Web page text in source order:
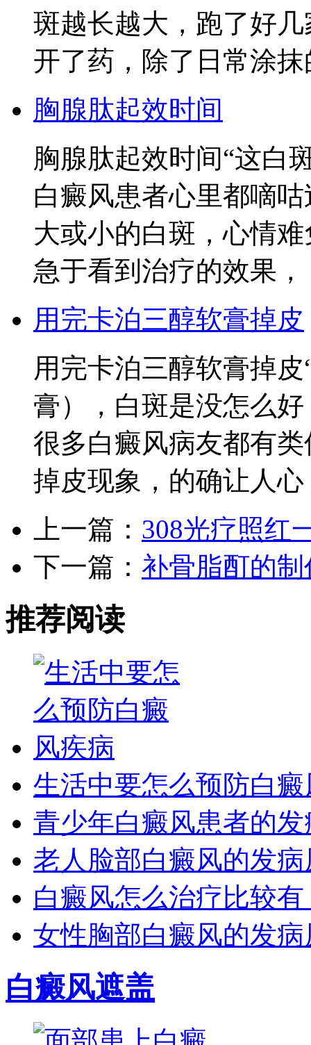
斑越长越大，跑了好
开了药，除了日常涂抹
胸腺肽起效时间
胸腺肽起效时间“这白
白癜风患者心里都嘀
大或小的白斑，心情
急于看到治疗的效果，
用完卡泊三醇软膏掉皮
用完卡泊三醇软膏掉
膏），白斑是没怎么
很多白癜风病友都有
掉皮现象，的确让人心
上一篇： 308光疗照红
下一篇： 补骨脂酊的制
推荐阅读
生活中要怎么预防白
青少年白癜风患者的
老人脸部白癜风的发
白癜风怎么治疗比较有
女性胸部白癜风的发
白癜风遮盖